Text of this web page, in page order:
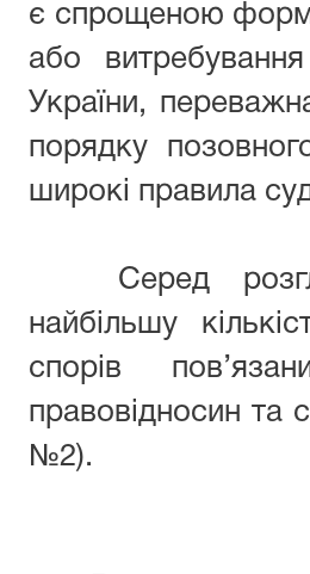
є спрощеною
або
України,
порядку
широкі правила
Серед
найбільшу
спорів
правовідносин та
№2).